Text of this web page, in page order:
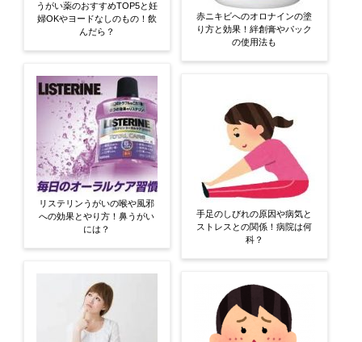
うがい薬のおすすめTOP5と妊
婦OKやヨードなしのもの！飲
んだら？
リステリンうがいの喉や風邪
への効果とやり方！鼻うがい
には？
赤ニキビへのオロナインの塗
り方と効果！絆創膏やパック
の使用法も
手足のしびれの原因や病気と
ストレスとの関係！病院は何
科？